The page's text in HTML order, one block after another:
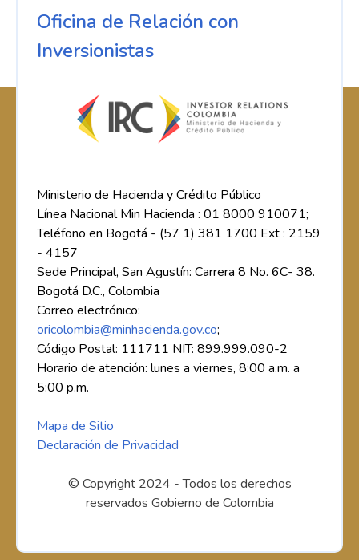
Oficina de Relación con
Inversionistas
Ministerio de Hacienda y Crédito Público
Línea Nacional Min Hacienda : 01 8000 910071;
Teléfono en Bogotá - (57 1) 381 1700 Ext : 2159
- 4157
Sede Principal, San Agustín: Carrera 8 No. 6C- 38.
Bogotá D.C., Colombia
Correo electrónico:
oricolombia@minhacienda.gov.co;
Código Postal: 111711 NIT: 899.999.090-2
Horario de atención: lunes a viernes, 8:00 a.m. a
5:00 p.m.
Mapa de Sitio
Declaración de Privacidad
© Copyright 2024 - Todos los derechos
reservados Gobierno de Colombia